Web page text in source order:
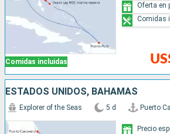
Comidas incluidas
Oferta en
Comidas
ESTADOS UNIDOS, BAHAMAS
Explorer of the Seas 5 d Puerto
Precio